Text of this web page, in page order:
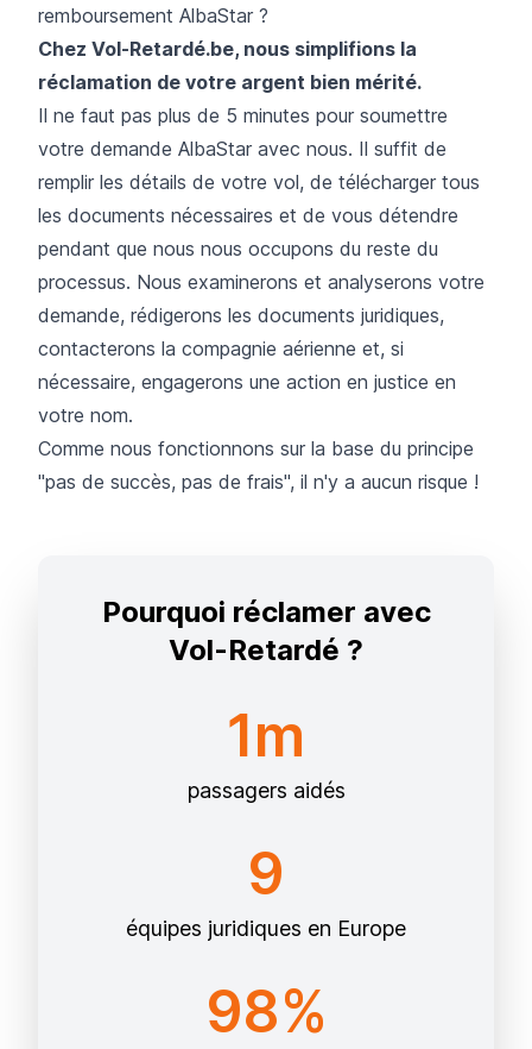
remboursement AlbaStar ?
Chez Vol-Retardé.be, nous simplifions la
réclamation de votre argent bien mérité.
Il ne faut pas plus de 5 minutes pour soumettre
votre demande AlbaStar avec nous. Il suffit de
remplir les détails de votre vol, de télécharger tous
les documents nécessaires et de vous détendre
pendant que nous nous occupons du reste du
processus. Nous examinerons et analyserons votre
demande, rédigerons les documents juridiques,
contacterons la compagnie aérienne et, si
nécessaire, engagerons une action en justice en
votre nom.
Comme nous fonctionnons sur la base du principe
"pas de succès, pas de frais", il n'y a aucun risque !
Pourquoi réclamer avec
Vol-Retardé ?
1m
passagers aidés
9
équipes juridiques en Europe
98%